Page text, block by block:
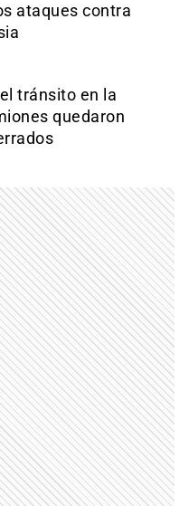
ataques contra
tránsito en la
quedaron